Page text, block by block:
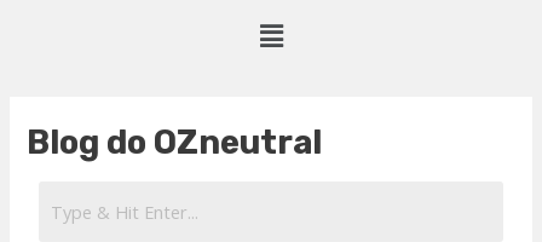
Menu
Blog do OZneutral